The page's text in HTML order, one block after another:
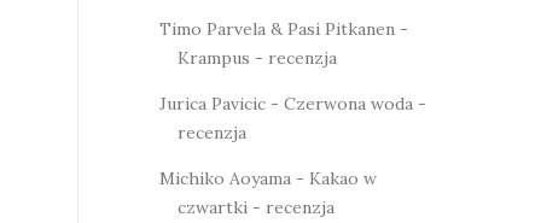
Timo Parvela & Pasi Pitkanen -
Krampus - recenzja
Jurica Pavicic - Czerwona woda -
recenzja
Michiko Aoyama - Kakao w
czwartki - recenzja